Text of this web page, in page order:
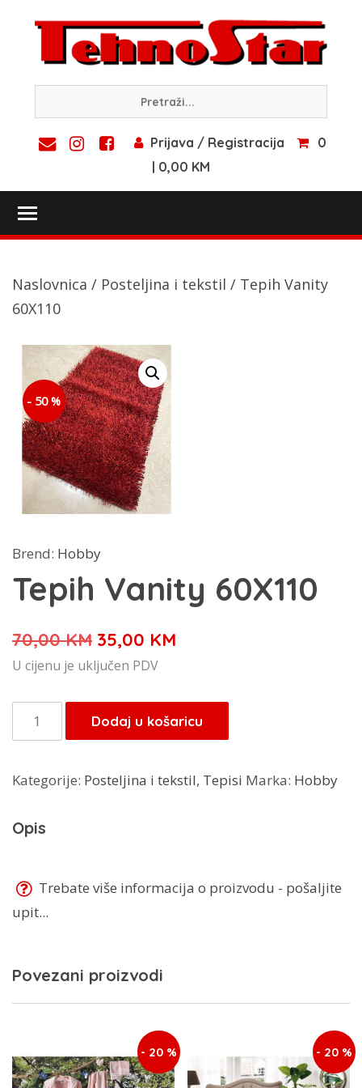
content
Prijava / Registracija
0
| 0,00 KM
Naslovnica / Posteljina i tekstil / Tepih Vanity
60X110
- 50 %
Brend: Hobby
Tepih Vanity 60X110
70,00KM Izvorna
cijena
je:
70,00 KM.
35,00 KM
35,00 KM.
U cijenu je uključen PDV
Tepih
Vanity
količina
Dodaj u košaricu
Kategorije: Posteljina i tekstil, Tepisi Marka: Hobby
Opis
Trebate više informacija o proizvodu - pošaljite
upit...
Povezani proizvodi
- 20 % - 20 %